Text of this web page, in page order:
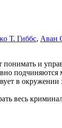
Т. Гиббс, Аван
и
в окружении
весь